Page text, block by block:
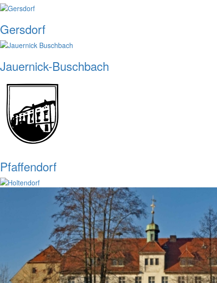
Gersdorf
Jauernick-Buschbach
Pfaffendorf